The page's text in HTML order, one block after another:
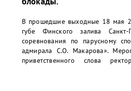
В прошедшие выходные 18 мая
губе Финского залива Санкт-
соревнования по парусному
адмирала С.О. Макарова».
приветственного слова
Олеговича. Торжественное